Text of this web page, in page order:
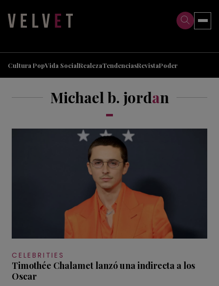
Cultura PopVida SocialRealezaTendenciasRevistaPoder
Michael b. jordan
CELEBRITIES
Timothée Chalamet lanzó una indirecta a los
Oscar